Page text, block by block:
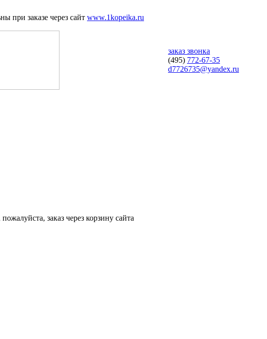
при заказе через сайт www.1kopeika.ru
заказ звонка
(495) 772-67-35
d7726735@yandex.ru
заказ через корзину сайта